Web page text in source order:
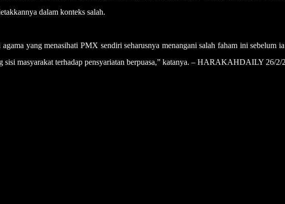
dalam konteks salah.
yang menasihati PMX sendiri seharusnya menangani salah faham ini sebelum
sisi masyarakat terhadap pensyariatan berpuasa,” katanya. – HARAKAHDAILY 26/2/